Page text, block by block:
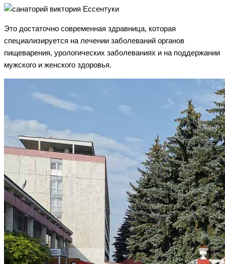
Это достаточно современная здравница, которая
специализируется на лечении заболеваний органов
пищеварения, урологических заболеваниях и на поддержании
мужского и женского здоровья.